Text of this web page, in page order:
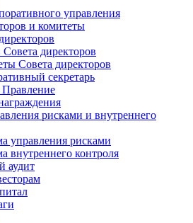
управления
и комитеты
Совета директоров
Совета директоров
секретарь
рисками и внутреннего
управления рисками
внутреннего контроля
аудит